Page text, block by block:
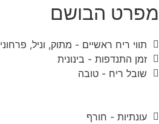
מפרט הבושם
תווי ריח ראשיים - מתוק, וניל, פרחוני
זמן התנדפות - בינונית
שובל ריח - טובה
עונתיות - חורף